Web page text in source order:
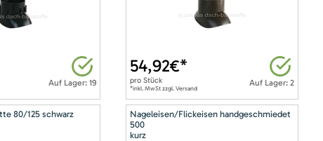
Auf Lager: 19 Auf Lager: 2
54,92€*
proStück
*inkl. MwSt zzgl. Versand
80/125 schwarz
Nageleisen/Flickeisen handgeschmiedet
500
kurz